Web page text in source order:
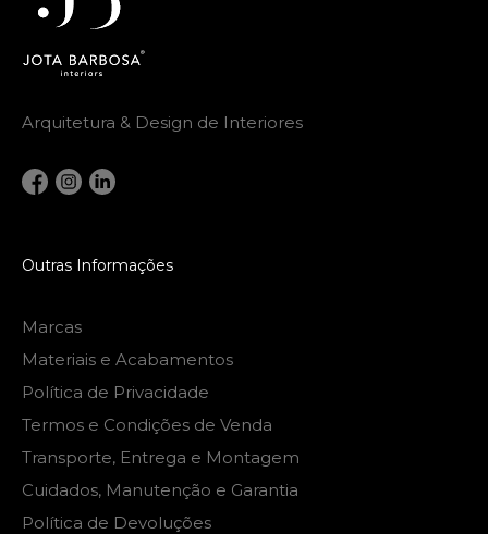
Arquitetura & Design de Interiores
Outras Informações
Marcas
Materiais e Acabamentos
Política de Privacidade
Termos e Condições de Venda
Transporte, Entrega e Montagem
Cuidados, Manutenção e Garantia
Política de Devoluções